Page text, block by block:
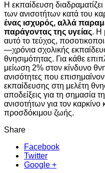
Η εκπαίδευση
των ανισοτήτων κατά του
ένας ισχυρός, αλλά
παράγοντας της υγείας. Η
αυτό το τεύχος,
—χρόνια σχολικής
θνησιμότητας. Για κάθε
μείωση 2% στον κίνδυνο
ανισότητες που
εκπαίδευσης στη μελέτη
αποδείξεις για τη σημασία
ανισοτήτων για τον καρκίνο
προσδόκιμου ζωής.
Share
Facebook
Twitter
Google +